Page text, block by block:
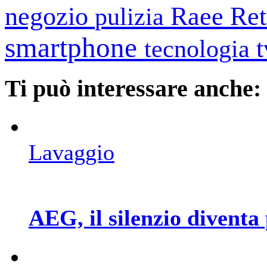
negozio pulizia Raee
smartphone tecnologia
Ti può interessare anche:
Lavaggio
AEG, il silenzio diventa